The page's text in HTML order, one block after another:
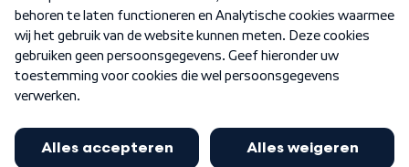
Nieuwsbrief
Word Lid